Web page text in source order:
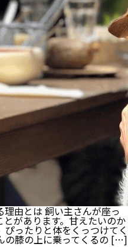
由とは 飼い主さんが座っ
があります。甘えたいのか
ったりと体をくっつけてく
の膝の上に乗ってくるの […]